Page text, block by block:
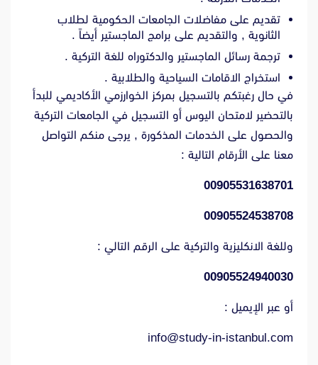
تقديم على مفاضلات الجامعات الحكومية لطلاب
الثانوية , والتقديم على برامج الماجستير أيضاً .
ترجمة رسائل الماجستير والدكتوراه للغة التركية .
استخراج الاقامات السياحية والطلابية .
في حال رغبتكم بالتسجيل بمركز الخوارزمي الأكاديمي للبدأ
بالتحضير لامتحان اليوس أو التسجيل في الجامعات التركية
والحصول على الخدمات المذكورة , يرجى منكم التواصل
معنا على الأرقام التالية :
00905531638701
00905524538708
وللغة الانكليزية والتركية على الرقم التالي :
00905524940030
أو عبر الإيميل :
info@study-in-istanbul.com